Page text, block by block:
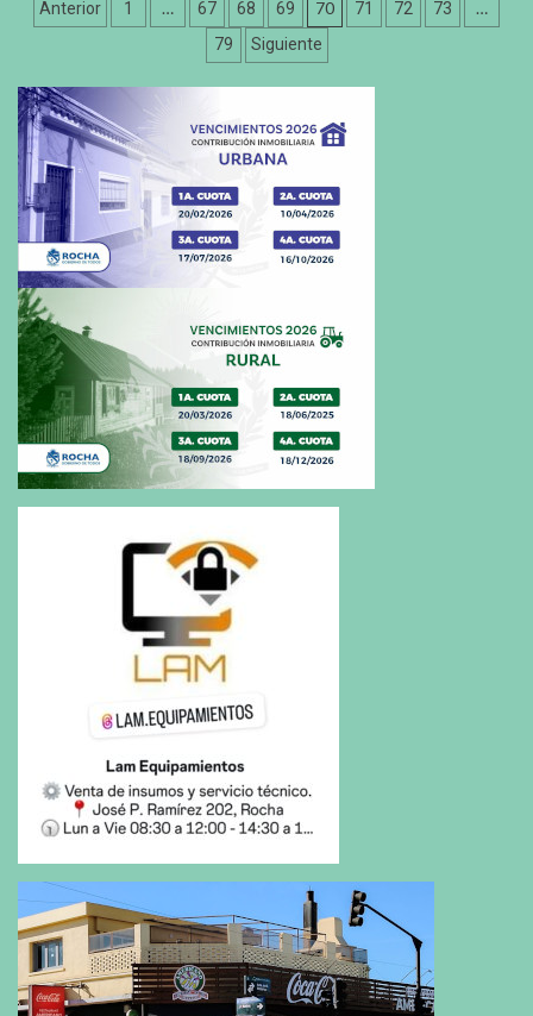
Paginación
entradas
Anterior 1 … 67 68 69 70 71 72 73 …
79 Siguiente